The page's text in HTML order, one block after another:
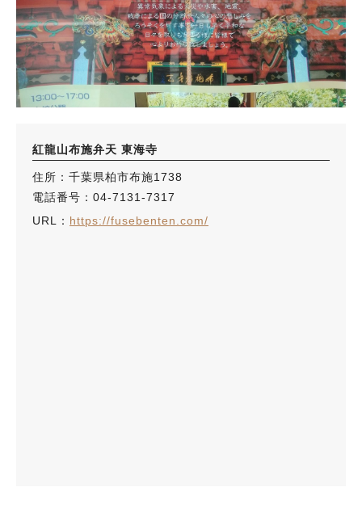
紅龍山布施弁天 東海寺
住所：千葉県柏市布施1738
電話番号：04-7131-7317
URL： https://fusebenten.com/